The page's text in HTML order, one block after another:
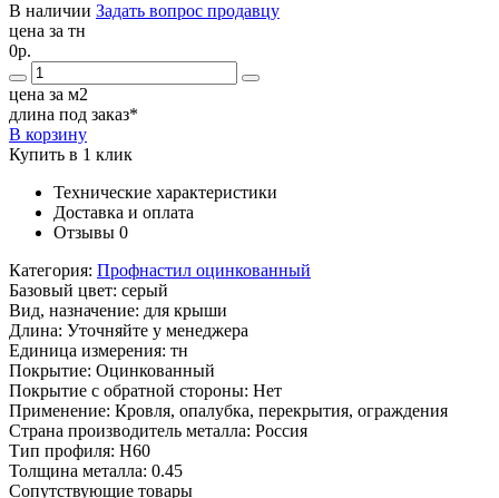
В наличии Задать вопрос продавцу
цена за тн
0р.
цена за м2
длина под заказ*
В корзину
Купить в 1 клик
Технические характеристики
Доставка и оплата
Отзывы 0
Категория: Профнастил оцинкованный
Базовый цвет: серый
Вид, назначение: для крыши
Длина: Уточняйте у менеджера
Единица измерения: тн
Покрытие: Оцинкованный
Покрытие с обратной стороны: Нет
Применение: Кровля, опалубка, перекрытия, ограждения
Страна производитель металла: Россия
Тип профиля: Н60
Толщина металла: 0.45
Сопутствующие товары